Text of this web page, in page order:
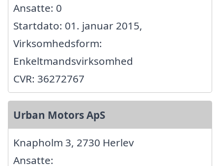
Ansatte: 0
Startdato: 01. januar 2015,
Virksomhedsform:
Enkeltmandsvirksomhed
CVR: 36272767
Urban Motors ApS
Knapholm 3, 2730 Herlev
Ansatte: